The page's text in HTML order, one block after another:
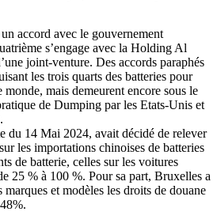
accord avec le gouvernement
s’engage avec la Holding Al
joint-venture. Des accords paraphés
les trois quarts des batteries pour
mais demeurent encore sous le
de Dumping par les Etats-Unis et
du 14 Mai 2024, avait décidé de relever
les importations chinoises de batteries
de batterie, celles sur les voitures
25 % à 100 %. Pour sa part, Bruxelles a
et modèles les droits de douane